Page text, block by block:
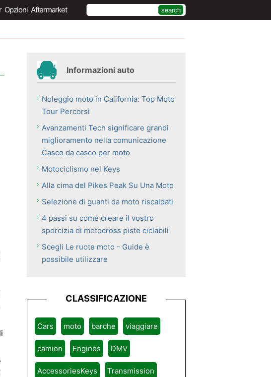
Opzioni Aftermarket
Informazioni auto
Noleggio moto in California: Top Moto
Tour Percorsi
Avanzamenti Tech significare grandi
miglioramento nella comunicazione
Casco da casco per moto
Motociclismo nel Keys
Alla cima del Pikes Peak Su Una Moto
Selezione di guanti da moto riscaldati
4 passi su come creare il vostro
sporcizia di motocross piste ciclabili
Scegli Le ruote moto - Guide è
possibile utilizzare
CLASSIFICAZIONE
Cars moto barche viaggiare
camion Engines DMV
AccessoriesKeys Transmission